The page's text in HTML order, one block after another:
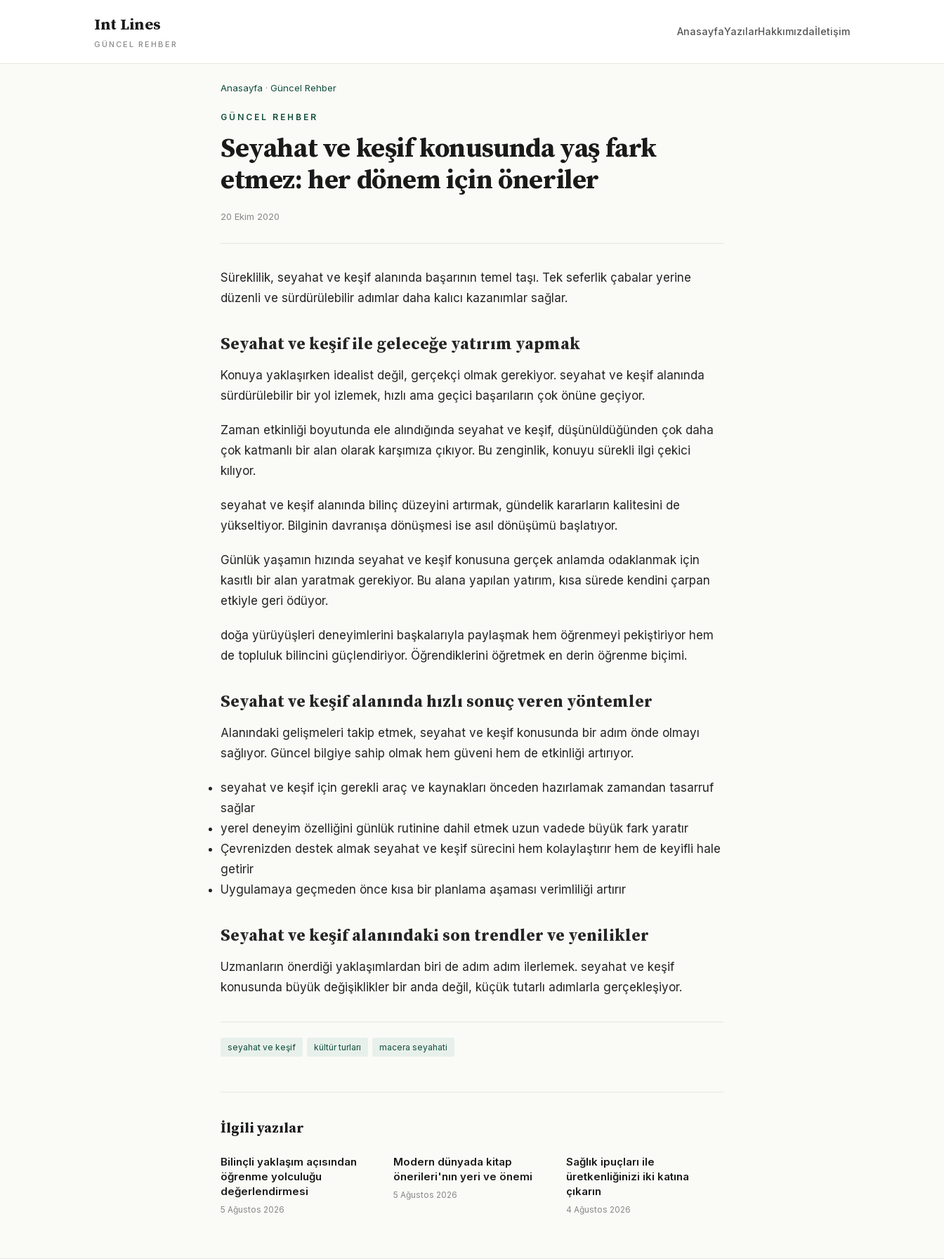
Int Lines
GÜNCEL REHBER
AnasayfaYazılarHakkımızdaİletişim
Anasayfa · Güncel Rehber
GÜNCEL REHBER
Seyahat ve keşif konusunda yaş fark
etmez: her dönem için öneriler
20 Ekim 2020
Süreklilik, seyahat ve keşif alanında başarının temel taşı. Tek seferlik çabalar yerine
düzenli ve sürdürülebilir adımlar daha kalıcı kazanımlar sağlar.
Seyahat ve keşif ile geleceğe yatırım yapmak
Konuya yaklaşırken idealist değil, gerçekçi olmak gerekiyor. seyahat ve keşif alanında
sürdürülebilir bir yol izlemek, hızlı ama geçici başarıların çok önüne geçiyor.
Zaman etkinliği boyutunda ele alındığında seyahat ve keşif, düşünüldüğünden çok daha
çok katmanlı bir alan olarak karşımıza çıkıyor. Bu zenginlik, konuyu sürekli ilgi çekici
kılıyor.
seyahat ve keşif alanında bilinç düzeyini artırmak, gündelik kararların kalitesini de
yükseltiyor. Bilginin davranışa dönüşmesi ise asıl dönüşümü başlatıyor.
Günlük yaşamın hızında seyahat ve keşif konusuna gerçek anlamda odaklanmak için
kasıtlı bir alan yaratmak gerekiyor. Bu alana yapılan yatırım, kısa sürede kendini çarpan
etkiyle geri ödüyor.
doğa yürüyüşleri deneyimlerini başkalarıyla paylaşmak hem öğrenmeyi pekiştiriyor hem
de topluluk bilincini güçlendiriyor. Öğrendiklerini öğretmek en derin öğrenme biçimi.
Seyahat ve keşif alanında hızlı sonuç veren yöntemler
Alanındaki gelişmeleri takip etmek, seyahat ve keşif konusunda bir adım önde olmayı
sağlıyor. Güncel bilgiye sahip olmak hem güveni hem de etkinliği artırıyor.
seyahat ve keşif için gerekli araç ve kaynakları önceden hazırlamak zamandan tasarruf
sağlar
yerel deneyim özelliğini günlük rutinine dahil etmek uzun vadede büyük fark yaratır
Çevrenizden destek almak seyahat ve keşif sürecini hem kolaylaştırır hem de keyifli hale
getirir
Uygulamaya geçmeden önce kısa bir planlama aşaması verimliliği artırır
Seyahat ve keşif alanındaki son trendler ve yenilikler
Uzmanların önerdiği yaklaşımlardan biri de adım adım ilerlemek. seyahat ve keşif
konusunda büyük değişiklikler bir anda değil, küçük tutarlı adımlarla gerçekleşiyor.
seyahat ve keşif kültür turları macera seyahati
İlgili yazılar
Bilinçli yaklaşım açısından
öğrenme yolculuğu
değerlendirmesi
5 Ağustos 2026
Modern dünyada kitap
önerileri'nın yeri ve önemi
5 Ağustos 2026
Sağlık ipuçları ile
üretkenliğinizi iki katına
çıkarın
4 Ağustos 2026